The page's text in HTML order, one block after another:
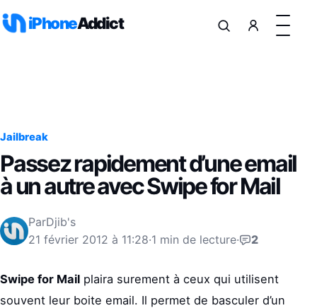
iPhoneAddict
Jailbreak
Passez rapidement d’une email
à un autre avec Swipe for Mail
ParDjib's
21 février 2012 à 11:28·1 min de lecture· 2
Swipe for Mail plaira surement à ceux qui utilisent
souvent leur boite email. Il permet de basculer d’un